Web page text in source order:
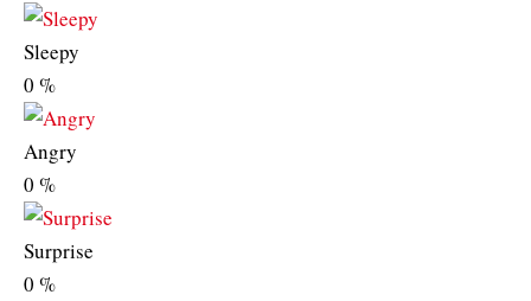
Sleepy
0 %
Angry
0 %
Surprise
0 %